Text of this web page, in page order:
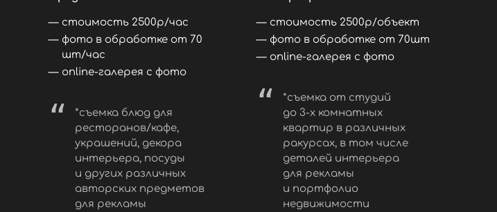
стоимость 2500р/час
фото в обработке от 70
шт/час
online-галерея с фото
*съемка блюд для
ресторанов/кафе,
украшений, декора
интерьера, посуды
и других различных
авторских предметов
для рекламы
стоимость 2500р/объект
фото в обработке от 70шт
online-галерея с фото
*съемка от студий
до 3-х комнатных
квартир в различных
ракурсах, в том числе
деталей интерьера
для рекламы
и портфолио
недвижимости